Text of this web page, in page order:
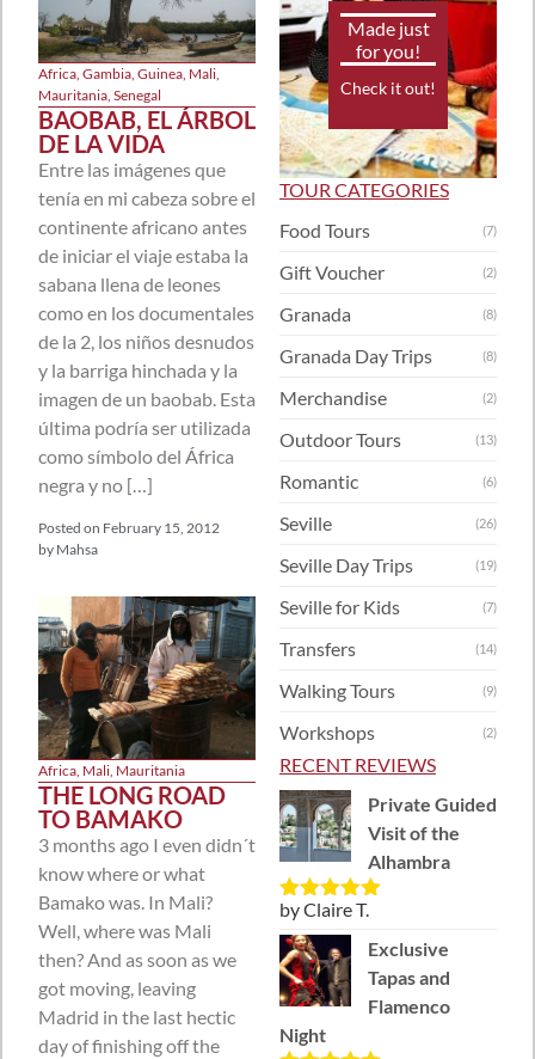
Africa, Gambia, Guinea, Mali,
Mauritania, Senegal
BAOBAB, EL ÁRBOL
DE LA VIDA
Entre las imágenes que
tenía en mi cabeza sobre el
continente africano antes
de iniciar el viaje estaba la
sabana llena de leones
como en los documentales
de la 2, los niños desnudos
y la barriga hinchada y la
imagen de un baobab. Esta
última podría ser utilizada
como símbolo del África
negra y no […]
Posted on February 15, 2012
by Mahsa
Africa, Mali, Mauritania
THE LONG ROAD
TO BAMAKO
3 months ago I even didn´t
know where or what
Bamako was. In Mali?
Well, where was Mali
then? And as soon as we
got moving, leaving
Madrid in the last hectic
day of finishing off the
Made just
for you!
Check it out!
TOUR CATEGORIES
Food Tours
(7)
Gift Voucher (2)
Granada (8)
Granada Day Trips (8)
Merchandise (2)
Outdoor Tours (13)
Romantic (6)
Seville (26)
Seville Day Trips (19)
Seville for Kids (7)
Transfers (14)
Walking Tours (9)
Workshops (2)
RECENT REVIEWS
Private Guided
Visit of the
Alhambra
Rated5out
of 5
by Claire T.
Exclusive
Tapas and
Flamenco
Night